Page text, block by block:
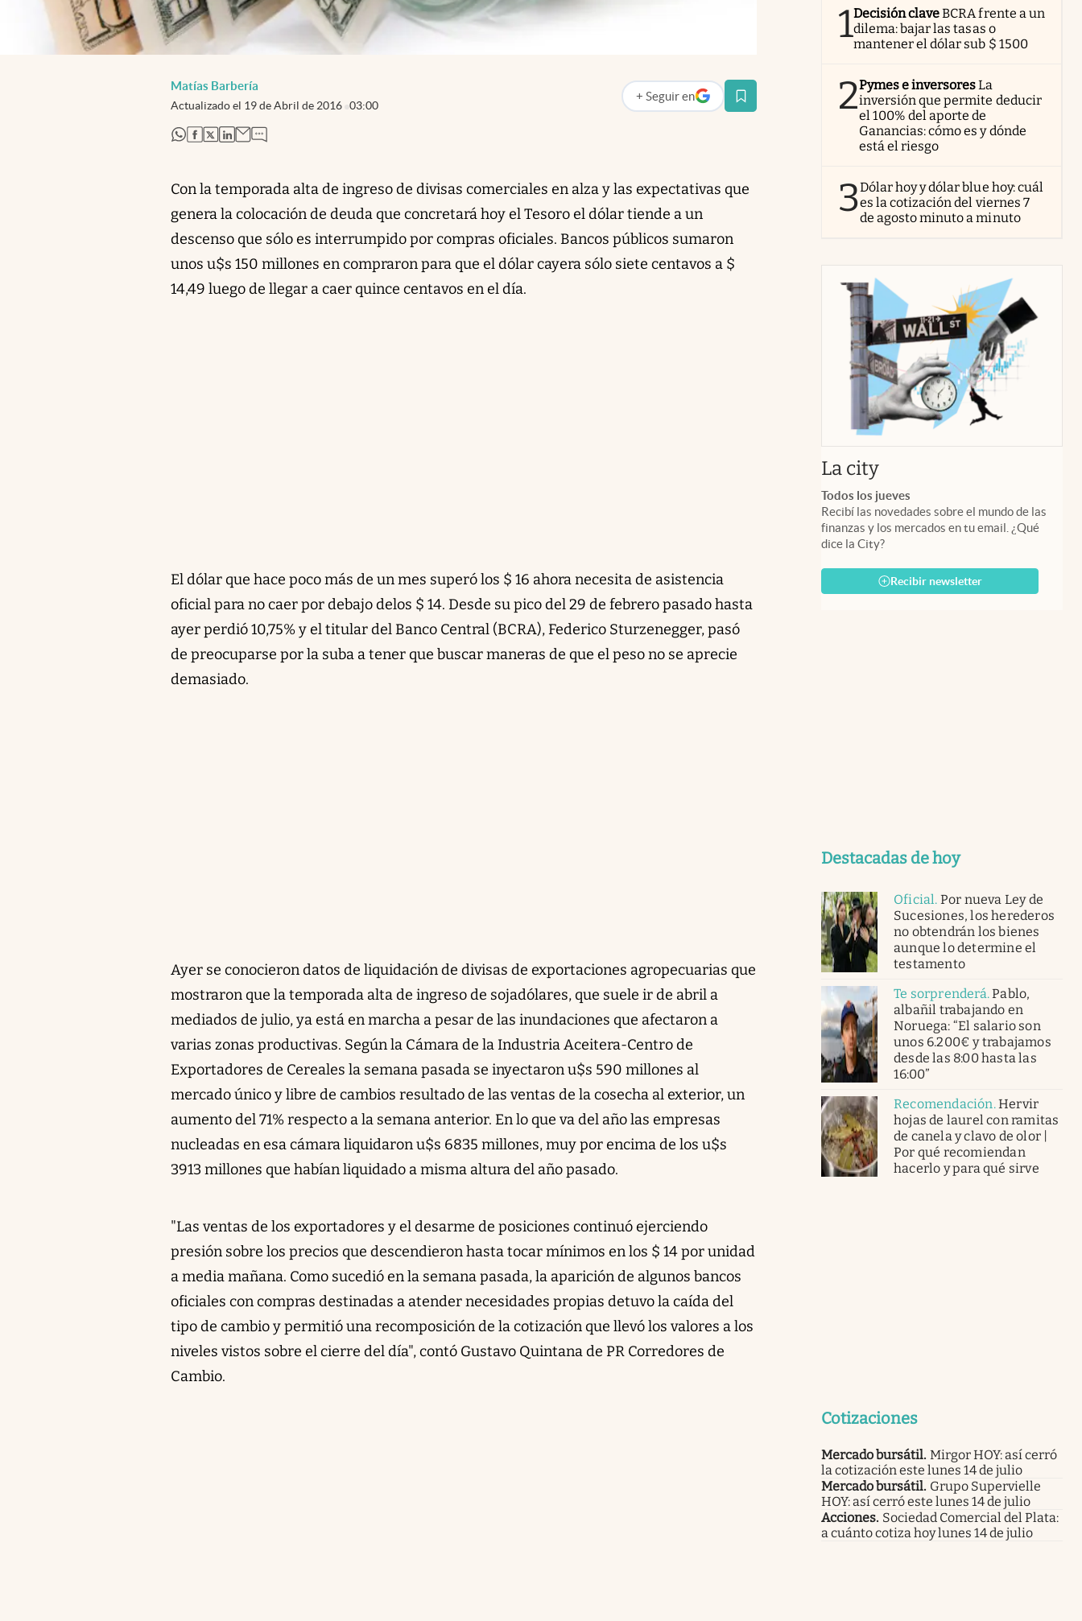
Matías Barbería
Actualizado el 19 de Abril de 2016 03:00
+ Seguir en
abre en nueva pestaña
abre en nueva pestaña
abre en nueva pestaña
abre en nueva pestaña
abre en nueva pestaña
Con la temporada alta de ingreso de divisas comerciales en alza y las expectativas que
genera la colocación de deuda que concretará hoy el Tesoro el dólar tiende a un
descenso que sólo es interrumpido por compras oficiales. Bancos públicos sumaron
unos u$s 150 millones en compraron para que el dólar cayera sólo siete centavos a $
14,49 luego de llegar a caer quince centavos en el día.
El dólar que hace poco más de un mes superó los $ 16 ahora necesita de asistencia
oficial para no caer por debajo delos $ 14. Desde su pico del 29 de febrero pasado hasta
ayer perdió 10,75% y el titular del Banco Central (BCRA), Federico Sturzenegger, pasó
de preocuparse por la suba a tener que buscar maneras de que el peso no se aprecie
demasiado.
Ayer se conocieron datos de liquidación de divisas de exportaciones agropecuarias que
mostraron que la temporada alta de ingreso de sojadólares, que suele ir de abril a
mediados de julio, ya está en marcha a pesar de las inundaciones que afectaron a
varias zonas productivas. Según la Cámara de la Industria Aceitera-Centro de
Exportadores de Cereales la semana pasada se inyectaron u$s 590 millones al
mercado único y libre de cambios resultado de las ventas de la cosecha al exterior, un
aumento del 71% respecto a la semana anterior. En lo que va del año las empresas
nucleadas en esa cámara liquidaron u$s 6835 millones, muy por encima de los u$s
3913 millones que habían liquidado a misma altura del año pasado.
"Las ventas de los exportadores y el desarme de posiciones continuó ejerciendo
presión sobre los precios que descendieron hasta tocar mínimos en los $ 14 por unidad
a media mañana. Como sucedió en la semana pasada, la aparición de algunos bancos
oficiales con compras destinadas a atender necesidades propias detuvo la caída del
tipo de cambio y permitió una recomposición de la cotización que llevó los valores a los
niveles vistos sobre el cierre del día", contó Gustavo Quintana de PR Corredores de
Cambio.
1Decisión claveBCRA frente a un
dilema: bajar las tasas o
mantener el dólar sub $ 1500
2Pymes e inversoresLa
inversión que permite deducir
el 100% del aporte de
Ganancias: cómo es y dónde
está el riesgo
3Dólar hoy y dólar blue hoy: cuál
es la cotización del viernes 7
de agosto minuto a minuto
La cityabre en nueva pestaña
Todos los jueves
Recibí las novedades sobre el mundo de las
finanzas y los mercados en tu email. ¿Qué
dice la City?
Recibir newsletter
Destacadas de hoy
Oficial. Por nueva Ley de
Sucesiones, los herederos
no obtendrán los bienes
aunque lo determine el
testamento
Te sorprenderá.Pablo,
albañil trabajando en
Noruega: “El salario son
unos 6.200€ y trabajamos
desde las 8:00 hasta las
16:00”
Recomendación.Hervir
hojas de laurel con ramitas
de canela y clavo de olor |
Por qué recomiendan
hacerlo y para qué sirve
Cotizaciones
Mercado bursátil. Mirgor HOY: así cerró
la cotización este lunes 14 de julio
Mercado bursátil. Grupo Supervielle
HOY: así cerró este lunes 14 de julio
Acciones. Sociedad Comercial del Plata:
a cuánto cotiza hoy lunes 14 de julio